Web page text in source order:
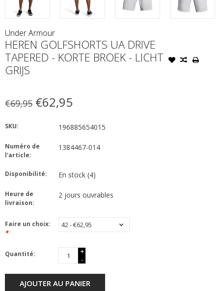
Under Armour
HEREN GOLFSHORTS UA DRIVE
TAPERED - KORTE BROEK - LICHT
GRIJS
€69,95 €62,95
SKU: 196885654015
Numéro de
l'article:
1384467-014
Disponibilité: En stock (4)
Heure de
livraison:
2 jours ouvrables
Faire un choix:
*
Quantité:
+
-
AJOUTER AU PANIER